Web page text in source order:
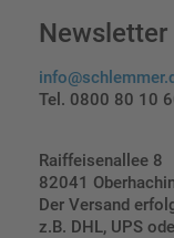
Tel. 0800 80 10
Raiffeisenallee 8
82041
Der Versand
z.B. DHL, UPS